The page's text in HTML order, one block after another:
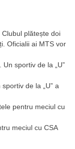
Clubul plătește doi
Oficialii ai MTS vor
sportiv de la „U”
de la „U” a
pentru meciul cu
meciul cu CSA